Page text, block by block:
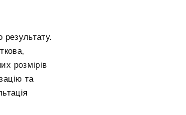
результату.
розмірів
та